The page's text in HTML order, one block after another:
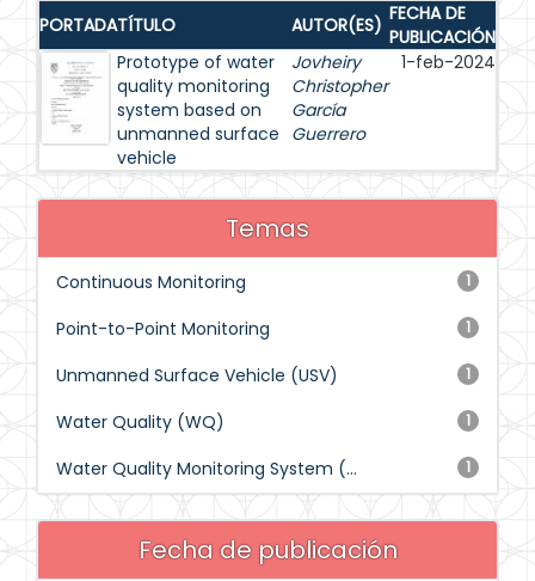
PORTADATÍTULO AUTOR(ES) FECHA DE
PUBLICACIÓN
Prototype of water
quality monitoring
system based on
unmanned surface
vehicle
Jovheiry
Christopher
García
Guerrero
1-feb-2024
Temas
1
Continuous Monitoring
1
Point-to-Point Monitoring
1
Unmanned Surface Vehicle (USV)
1
Water Quality (WQ)
1
Water Quality Monitoring System (...
Fecha de publicación